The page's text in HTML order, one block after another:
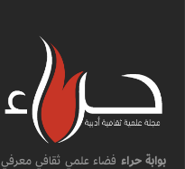
بوابة حراء فضاء علمي ثقافي معرفي